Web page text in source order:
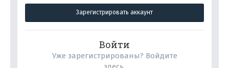
Зарегистрировать аккаунт
Войти
Уже зарегистрированы? Войдите